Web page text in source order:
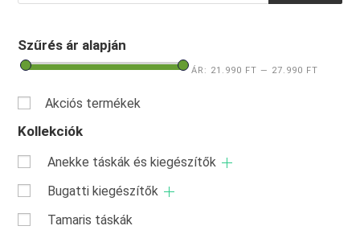
Szűrés ár alapján
ÁR: 21.990 FT — 27.990 FT
Akciós termékek
Kollekciók
Anekke táskák és kiegészítők
Bugatti kiegészítők
Tamaris táskák